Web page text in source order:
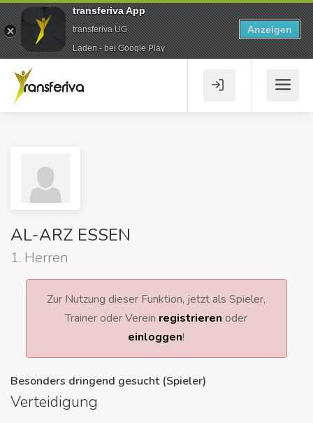
AL-ARZ ESSEN
1. Herren
Zur Nutzung dieser Funktion, jetzt als Spieler,
Trainer oder Verein registrieren oder
einloggen!
Besonders dringend gesucht (Spieler)
Verteidigung
transferiva App
transferiva UG
Laden - bei Google Play
Anzeigen